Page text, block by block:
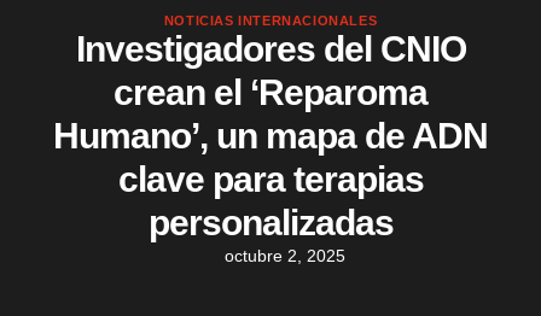
NOTICIAS INTERNACIONALES
Investigadores del CNIO
crean el ‘Reparoma
Humano’, un mapa de ADN
clave para terapias
personalizadas
octubre 2, 2025